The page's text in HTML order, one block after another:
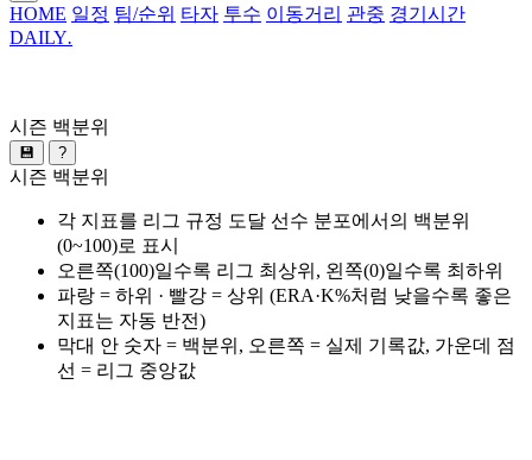
HOME 일정 팀/순위 타자 투수 이동거리 관중 경기시간
DAILY.
시즌 백분위
💾 ?
시즌 백분위
각 지표를 리그 규정 도달 선수 분포에서의 백분위
(0~100)로 표시
오른쪽(100)일수록 리그 최상위, 왼쪽(0)일수록 최하위
파랑 = 하위 · 빨강 = 상위 (ERA·K%처럼 낮을수록 좋은
지표는 자동 반전)
막대 안 숫자 = 백분위, 오른쪽 = 실제 기록값, 가운데 점
선 = 리그 중앙값